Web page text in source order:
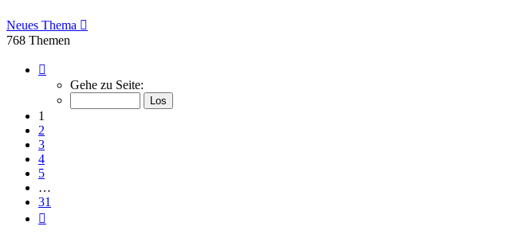
Neues Thema
768 Themen
von
Gehe zu Seite:
1
2
3
4
5
…
31